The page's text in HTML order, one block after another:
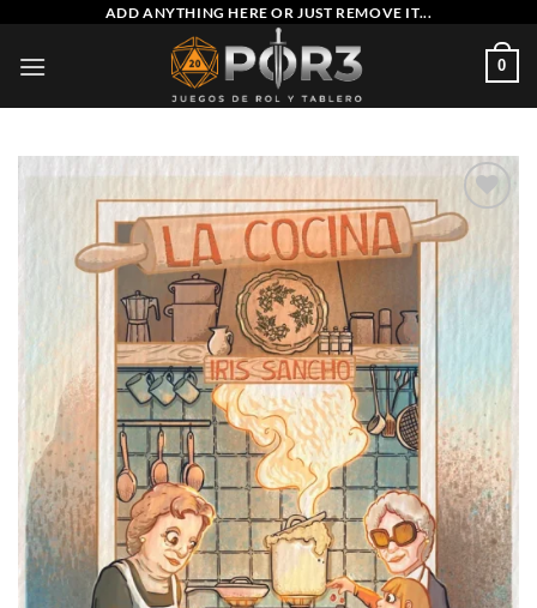
contenido
ADD ANYTHING HERE OR JUST REMOVE IT...
0
Añadir